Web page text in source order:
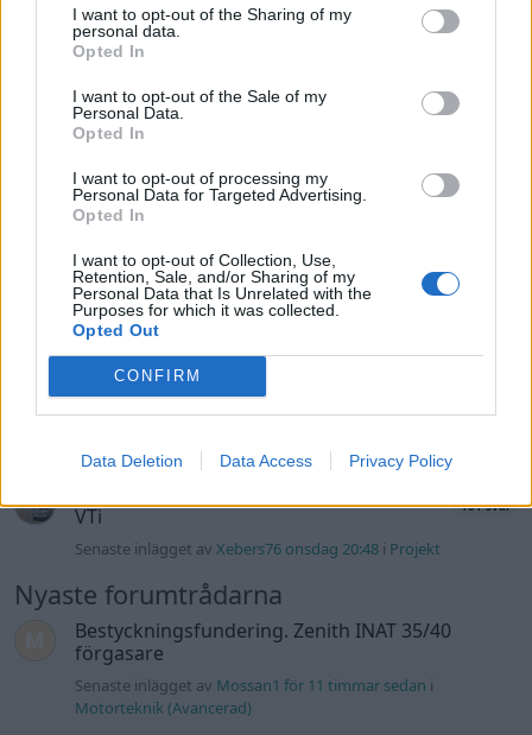
I want to opt-out of the Sharing of my
personal data.
Opted In
I want to opt-out of the Sale of my
Personal Data.
Opted In
I want to opt-out of processing my
Personal Data for Targeted Advertising.
Opted In
I want to opt-out of Collection, Use,
Retention, Sale, and/or Sharing of my
Personal Data that Is Unrelated with the
Purposes for which it was collected.
Opted Out
CONFIRM
Data Deletion Data Access Privacy Policy
Senaste inlägget av Tyfors torsdag 23:25
Huggern goes big block with 427 ZL-1!
Camaro som bruksbil?!
Volkswagen split bus t1 1962 2559 svar
Senaste inlägget av
Golf Mk2 16v Turbo 137 svar
Senaste inlägget av16vt4m torsdag 19:51i
Vw 1956 oval prosjekt
Senaste inlägget av
Volvo 245 ?Turbo?
Senaste inlägget av Marurb1 onsdag 23:42 Projekt
VTi
181 svar
Senaste inlägget avXebers76 onsdag 20:48 i Projekt
Nyaste forumtrådarna
Bestyckningsfundering. Zenith INAT 35/40
förgasare
Senaste inlägget av Mossan1 för 11 timmar sedan i
Motorteknik (Avancerad)